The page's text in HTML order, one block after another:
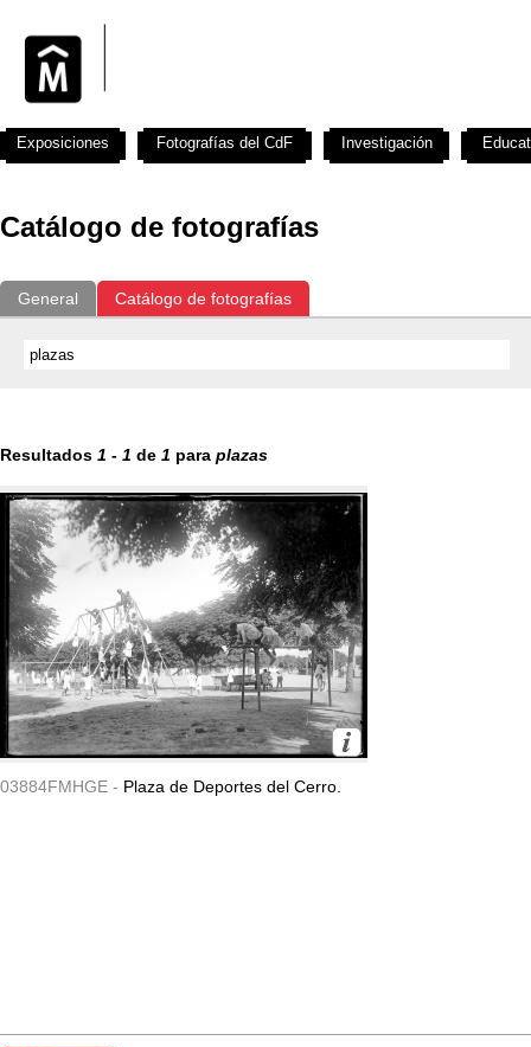
Catálogo de fotografías
General Catálogo de fotografías
Resultados 1 - 1 de 1 para plazas
03884FMHGE - Plaza de Deportes del Cerro.
Exposiciones Fotografías del CdF Investigación